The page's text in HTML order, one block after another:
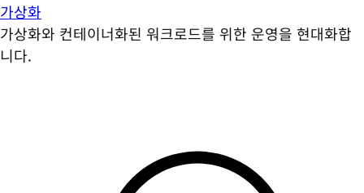
가상화
가상화와 컨테이너화된 워크로드를 위한 운영을 현대화합
니다.